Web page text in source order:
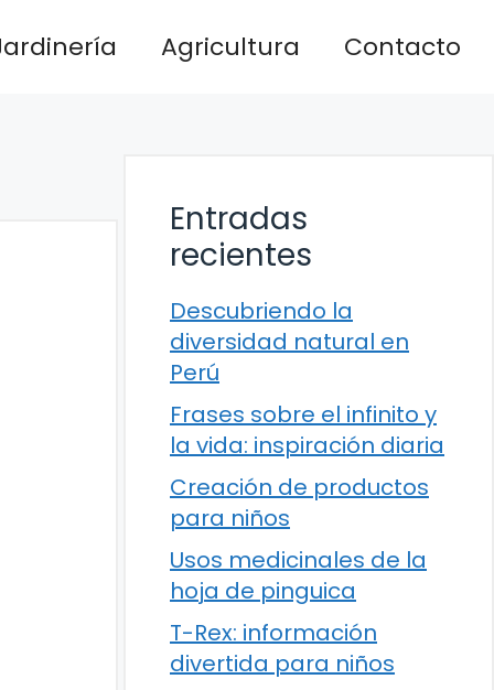
Agricultura Contacto
Entradas
recientes
Descubriendo la
diversidad natural en
Perú
Frases sobre el infinito y
la vida: inspiración diaria
Creación de productos
para niños
Usos medicinales de la
hoja de pinguica
T-Rex: información
divertida para niños